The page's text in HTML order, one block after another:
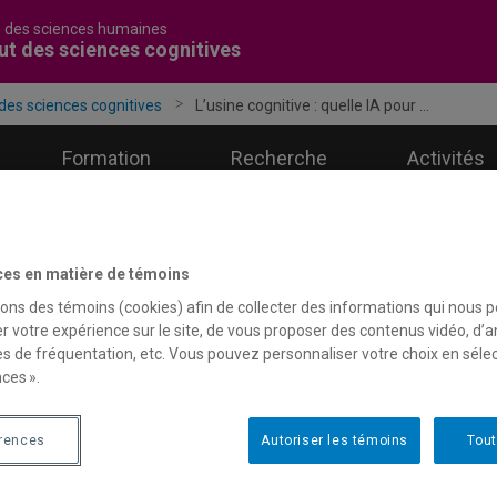
des sciences humaines
des sciences cognitives
sciences cognitives L’usine cognitive : quelle IA pour ...
Formation Recherche Activités
cognitive : quelle IA
et canadiennes
? Conférences
en matière de témoins
des témoins (cookies) afin de collecter des informations qui nous
votre expérience sur le site, de vous proposer des contenus vidéo,
de fréquentation, etc. Vous pouvez personnaliser votre choix en
».
Autoriser les témoins